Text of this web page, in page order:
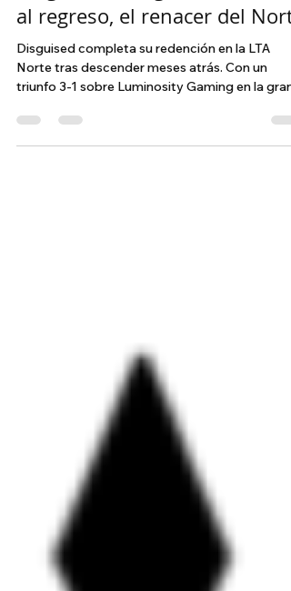
Disguised lo logra: del abismo
al regreso, el renacer del Norte
Disguised completa su redención en la LTA
triunfo 3-1 sobre Luminosity Gaming en la gran
final, el equipo asegura su regreso a la liga